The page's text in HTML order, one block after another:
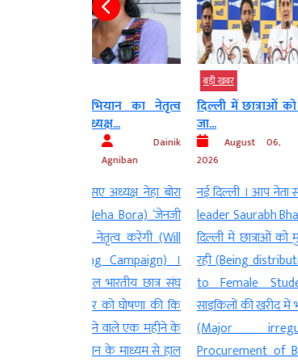
दिल्ली में छात्राओं को मुफ्त वितरित की
जा...
August 06,
2026
Dainik
Agniban
नई दिल्ली । आप नेता सौरभ भारद्वाज (AAP
leader Saurabh Bhardwaj) ने कहा कि
दिल्ली में छात्राओं को मुफ्त वितरित की जा
रही (Being distributed free of cost
to Female Students in Delhi)
साइकिलों की खरीद में भारी अनियमितता हुई
(Major irregularities in
Procurement of Bicycles) । दिल्ली